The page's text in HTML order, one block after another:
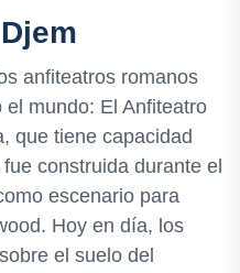
anfiteatros romanos
mundo: El Anfiteatro
que tiene capacidad
construida durante el
escenario para
Hoy en día, los
el suelo del